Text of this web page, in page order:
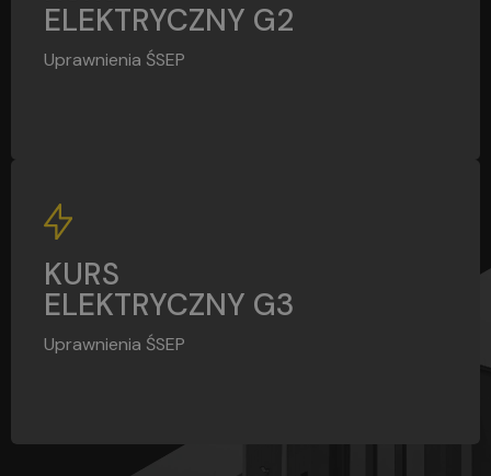
ELEKTRYCZNY G2
Uprawnienia ŚSEP
KURS
ELEKTRYCZNY G3
Uprawnienia ŚSEP
G3